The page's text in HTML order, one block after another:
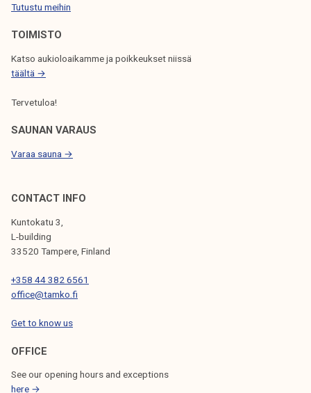
L
A
U
Tutustu meihin
TOIMISTO
Katso aukioloaikamme ja poikkeukset niissä
täältä →
Tervetuloa!
SAUNAN VARAUS
Varaa sauna →
CONTACT INFO
Kuntokatu 3,
L-building
33520 Tampere, Finland
+358 44 382 6561
office@tamko.fi
Get to know us
OFFICE
See our opening hours and exceptions
here →